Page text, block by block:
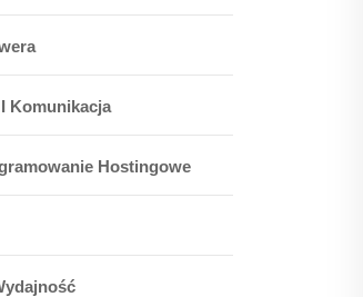
Komunikacja
Hostingowe